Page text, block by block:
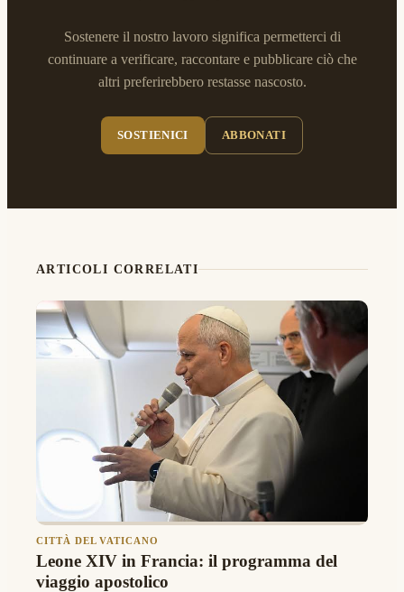
Sostenere il nostro lavoro significa permetterci di
continuare a verificare, raccontare e pubblicare ciò che
altri preferirebbero restasse nascosto.
SOSTIENICI ABBONATI
ARTICOLI CORRELATI
CITTÀ DEL VATICANO
Leone XIV in Francia: il programma del
viaggio apostolico